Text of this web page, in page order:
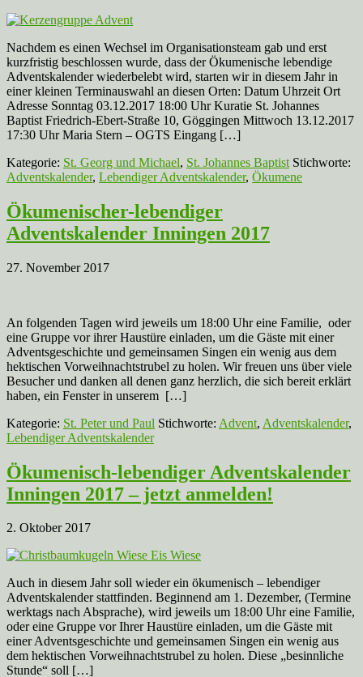
Nachdem es einen Wechsel im Organisationsteam gab und erst
kurzfristig beschlossen wurde, dass der Ökumenische lebendige
Adventskalender wiederbelebt wird, starten wir in diesem Jahr in
einer kleinen Terminauswahl an diesen Orten: Datum Uhrzeit Ort
Adresse Sonntag 03.12.2017 18:00 Uhr Kuratie St. Johannes
Baptist Friedrich-Ebert-Straße 10, Göggingen Mittwoch 13.12.2017
17:30 Uhr Maria Stern – OGTS Eingang […]
Kategorie: St. Georg und Michael, St. Johannes Baptist Stichworte:
Adventskalender, Lebendiger Adventskalender, Ökumene
Ökumenischer-lebendiger
Adventskalender Inningen 2017
27. November 2017
An folgenden Tagen wird jeweils um 18:00 Uhr eine Familie, oder
eine Gruppe vor ihrer Haustüre einladen, um die Gäste mit einer
Adventsgeschichte und gemeinsamen Singen ein wenig aus dem
hektischen Vorweihnachtstrubel zu holen. Wir freuen uns über viele
Besucher und danken all denen ganz herzlich, die sich bereit erklärt
haben, ein Fenster in unserem […]
Kategorie: St. Peter und Paul Stichworte: Advent, Adventskalender,
Lebendiger Adventskalender
Ökumenisch-lebendiger Adventskalender
Inningen 2017 – jetzt anmelden!
2. Oktober 2017
Auch in diesem Jahr soll wieder ein ökumenisch – lebendiger
Adventskalender stattfinden. Beginnend am 1. Dezember, (Termine
werktags nach Absprache), wird jeweils um 18:00 Uhr eine Familie,
oder eine Gruppe vor Ihrer Haustüre einladen, um die Gäste mit
einer Adventsgeschichte und gemeinsamen Singen ein wenig aus
dem hektischen Vorweihnachtstrubel zu holen. Diese „besinnliche
Stunde“ soll […]